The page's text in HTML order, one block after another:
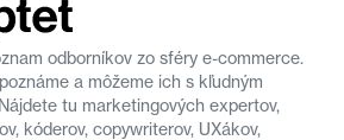
odborníkov zo sféry e-commerce.
a môžeme ich s kľudným
tu marketingových expertov,
kóderov, copywriterov, UXákov,